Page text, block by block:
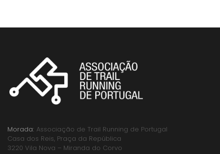
Morada: Associação de Trail Running de Portugal
Casa dos Reis, Praça da República
3220 Vila Nova – Miranda do Corvo